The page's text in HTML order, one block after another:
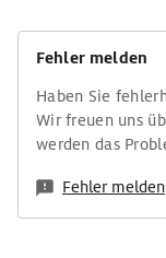
Fehler melden
Haben Sie
Wir freuen uns
werden das
Fehler melden